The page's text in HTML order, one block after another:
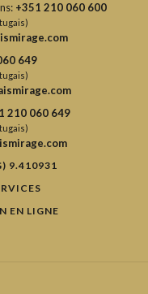
+351 210 060 600
649
210 060 649
9.410931
EN LIGNE